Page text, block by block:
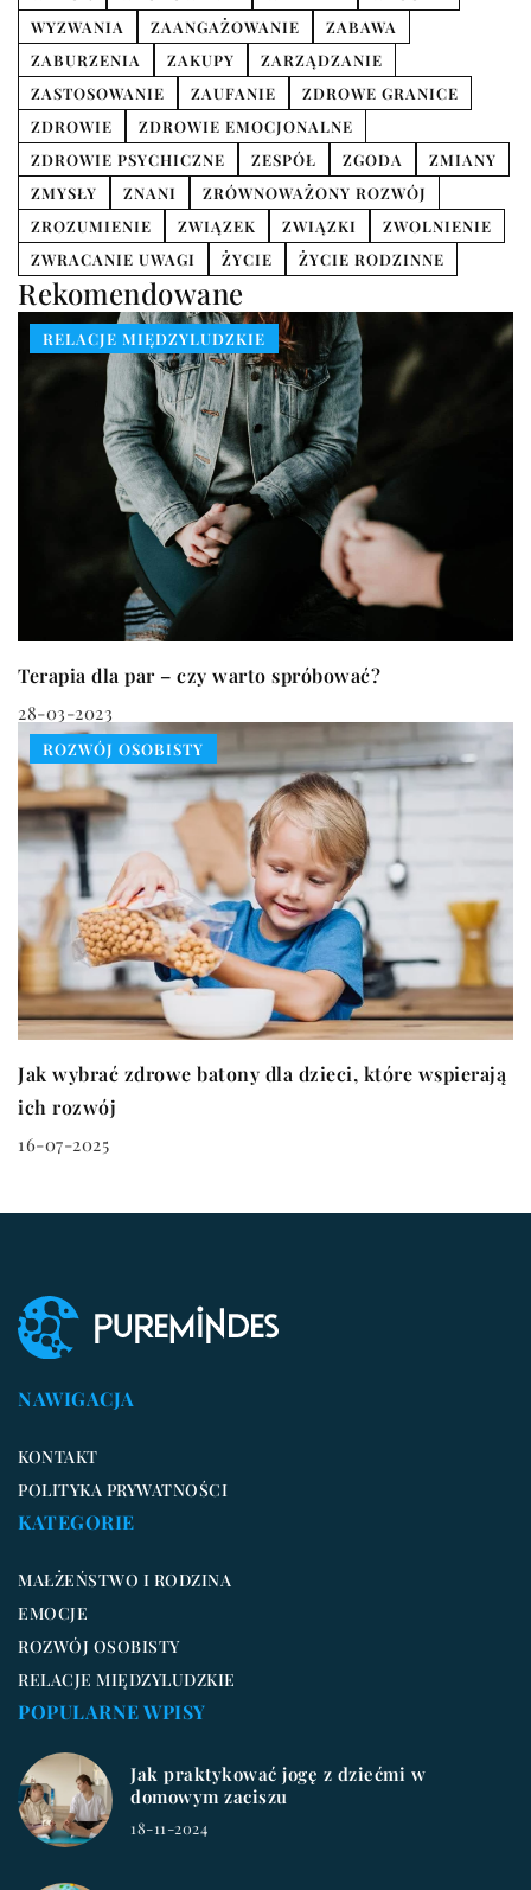
WYZWANIA
ZAANGAŻOWANIE
ZABAWA
ZABURZENIA
ZAKUPY
ZARZĄDZANIE
ZASTOSOWANIE
ZAUFANIE
ZDROWE GRANICE
ZDROWIE
ZDROWIE EMOCJONALNE
ZDROWIE PSYCHICZNE
ZESPÓŁ ZGODA
ZMIANY
ZMYSŁY
ZNANI
ZRÓWNOWAŻONY ROZWÓJ
ZROZUMIENIE
ZWIĄZEK ZWIĄZKI
ZWOLNIENIE
ZWRACANIE UWAGI
ŻYCIE ŻYCIE RODZINNE
Rekomendowane
RELACJE MIĘDZYLUDZKIE
Terapia dla par – czy warto spróbować?
28-03-2023
ROZWÓJ OSOBISTY
Jak wybrać zdrowe batony dla dzieci, które wspierają
ich rozwój
16-07-2025
NAWIGACJA
KONTAKT
POLITYKA PRYWATNOŚCI
KATEGORIE
MAŁŻEŃSTWO I RODZINA
EMOCJE
ROZWÓJ OSOBISTY
RELACJE MIĘDZYLUDZKIE
POPULARNE WPISY
Jak praktykować jogę z dziećmi w
domowym zaciszu
18-11-2024